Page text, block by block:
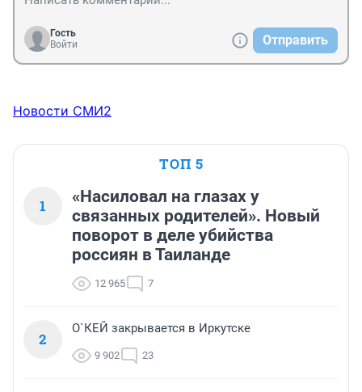
Гость
Войти
Отправить
Новости СМИ2
ТОП 5
1
«Насиловал на глазах у
связанных родителей». Новый
поворот в деле убийства
россиян в Таиланде
12 965 7
2
О`КЕЙ закрывается в Иркутске
9 902 23